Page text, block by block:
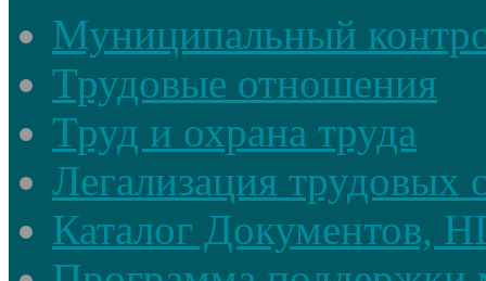
Муниципальный
Трудовые отношения
Труд и охрана труда
Легализация трудовых
Каталог Документов,